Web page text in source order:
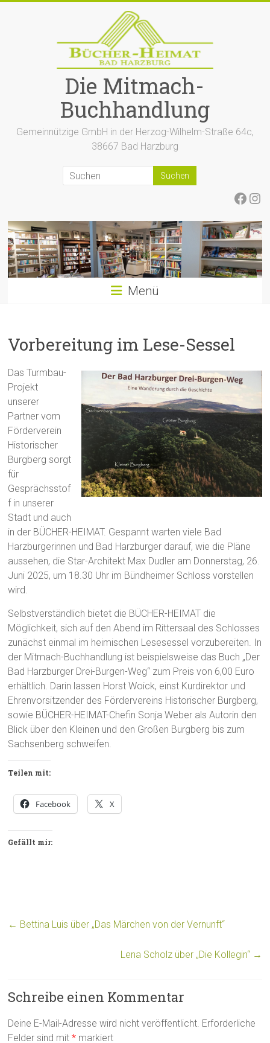
Die Mitmach-
Buchhandlung
Gemeinnützige GmbH in der Herzog-Wilhelm-Straße 64c,
38667 Bad Harzburg
Menü
Vorbereitung im Lese-Sessel
Das Turmbau-
Projekt
unserer
Partner vom
Förderverein
Historischer
Burgberg sorgt
für
Gesprächsstof
f in unserer
Stadt und auch
in der BÜCHER-HEIMAT. Gespannt warten viele Bad
Harzburgerinnen und Bad Harzburger darauf, wie die Pläne
aussehen, die Star-Architekt Max Dudler am Donnerstag, 26.
Juni 2025, um 18.30 Uhr im Bündheimer Schloss vorstellen
wird.
Selbstverständlich bietet die BÜCHER-HEIMAT die
Möglichkeit, sich auf den Abend im Rittersaal des Schlosses
zunächst einmal im heimischen Lesesessel vorzubereiten. In
der Mitmach-Buchhandlung ist beispielsweise das Buch „Der
Bad Harzburger Drei-Burgen-Weg“ zum Preis von 6,00 Euro
erhältlich. Darin lassen Horst Woick, einst Kurdirektor und
Ehrenvorsitzender des Fördervereins Historischer Burgberg,
sowie BÜCHER-HEIMAT-Chefin Sonja Weber als Autorin den
Blick über den Kleinen und den Großen Burgberg bis zum
Sachsenberg schweifen.
Teilen mit:
Facebook X
Gefällt mir:
← Bettina Luis über „Das Märchen von der Vernunft“
Lena Scholz über „Die Kollegin“ →
Schreibe einen Kommentar
Deine E-Mail-Adresse wird nicht veröffentlicht. Erforderliche
Felder sind mit* markiert